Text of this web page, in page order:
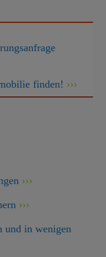
finden!
und in wenigen